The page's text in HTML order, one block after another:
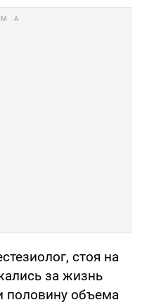
стоя на
за жизнь
половину объема